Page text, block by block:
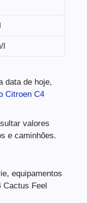
l
data de hoje,
Citroen C4
valores
e caminhões.
equipamentos
Cactus Feel